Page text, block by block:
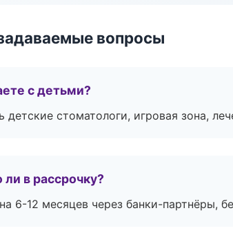
вопросы
с детьми?
детские стоматологи, игровая зона,
в рассрочку?
6-12 месяцев через банки-партнёры,